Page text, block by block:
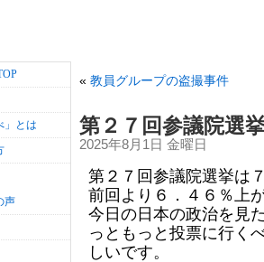
」とは
声
« 教員グループの盗撮事件
第２７回参議院選
2025年8月1日 金曜日
第２７回参議院選挙は
前回より６．４６％上
今日の日本の政治を見
っともっと投票に行く
しいです。